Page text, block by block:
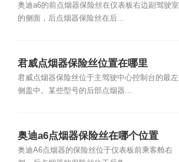
奥迪a6的前点烟器保险丝在仪表板右边副驾驶室
的侧面，后点烟器保险丝在后...
君威点烟器保险丝位置在哪里
君威点烟器保险丝位于主驾驶中心控制台的最左
侧盖中。某些型号的后部点烟器...
奥迪a6点烟器保险丝在哪个位置
奥迪A6点烟器的保险丝位于仪表板前乘客舱右